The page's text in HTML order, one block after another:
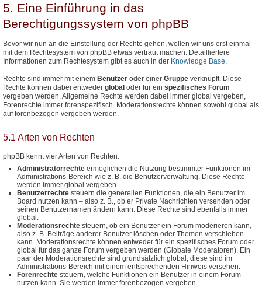
5. Eine Einführung in das
Berechtigungssystem von phpBB
Bevor wir nun an die Einstellung der Rechte gehen, wollen wir uns erst einmal
mit dem Rechtesystem von phpBB etwas vertraut machen. Detailliertere
Informationen zum Rechtesystem gibt es auch in der Knowledge Base.
Rechte sind immer mit einem Benutzer oder einer Gruppe verknüpft. Diese
Rechte können dabei entweder global oder für ein spezifisches Forum
vergeben werden. Allgemeine Rechte werden dabei immer global vergeben,
Forenrechte immer forenspezifisch. Moderationsrechte können sowohl global als
auf forenbezogen vergeben werden.
5.1 Arten von Rechten
phpBB kennt vier Arten von Rechten:
Administratorrechte ermöglichen die Nutzung bestimmter Funktionen im
Administrations-Bereich wie z. B. die Benutzerverwaltung. Diese Rechte
werden immer global vergeben.
Benutzerrechte steuern die generellen Funktionen, die ein Benutzer im
Board nutzen kann – also z. B., ob er Private Nachrichten versenden oder
seinen Benutzernamen ändern kann. Diese Rechte sind ebenfalls immer
global.
Moderationsrechte steuern, ob ein Benutzer ein Forum moderieren kann,
also z. B. Beiträge anderer Benutzer löschen oder Themen verschieben
kann. Moderationsrechte können entweder für ein spezifisches Forum oder
global für das ganze Forum vergeben werden (Globale Moderatoren). Ein
paar der Moderationsrechte sind grundsätzlich global; diese sind im
Administrations-Bereich mit einem entsprechenden Hinweis versehen.
Forenrechte steuern, welche Funktionen ein Benutzer in einem Forum
nutzen kann. Sie werden immer forenbezogen vergeben.